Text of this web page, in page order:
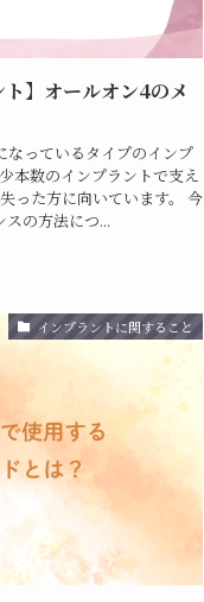
ト】オールオン4のメ
なっているタイプのインプ
本数のインプラントで支え
った方に向いています。 今
の方法につ...
インプラントに関すること